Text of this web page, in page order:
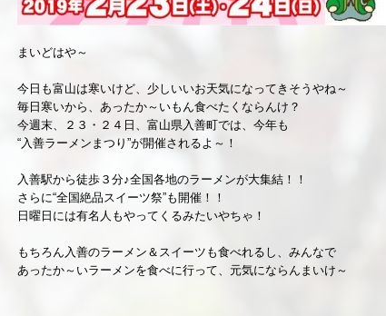
まいどはや～
今日も富山は寒いけど、少しいいお天気になってきそうやね～
毎日寒いから、あったか～いもん食べたくならんけ？
今週末、２３・２４日、富山県入善町では、今年も
“入善ラーメンまつり”が開催されるよ～！
入善駅から徒歩３分♪全国各地のラーメンが大集結！！
さらに“全国絶品スイーツ祭”も開催！！
日曜日には有名人もやってくるみたいやちゃ！
もちろん入善のラーメン＆スイーツも食べれるし、みんなで
あったか～いラーメンを食べに行って、元気にならんまいけ～